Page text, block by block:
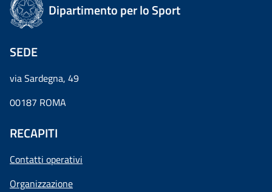
Dipartimento per lo Sport
SEDE
via Sardegna, 49
00187 ROMA
RECAPITI
Contatti operativi
Organizzazione